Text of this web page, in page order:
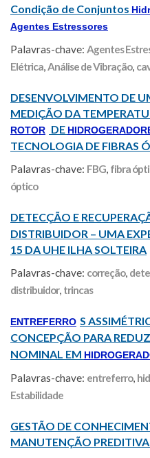
Condição de Conjuntos
Agentes Estressores
Palavras-chave: Agentes
Elétrica,Análise de Vibração,
DESENVOLVIMENTO DE
MEDIÇÃO DA
ROTOR DE
TECNOLOGIA DE FIBRAS
Palavras-chave: FBG, fibra
óptico
DETECÇÃO E
DISTRIBUIDOR – UMA
15 DA UHE ILHA SOLTEIRA
Palavras-chave: correção,
distribuidor, trincas
ENTREFERRO S
CONCEPÇÃO PARA
NOMINAL EM
Palavras-chave: entreferro,
Estabilidade
GESTÃO DE
MANUTENÇÃO